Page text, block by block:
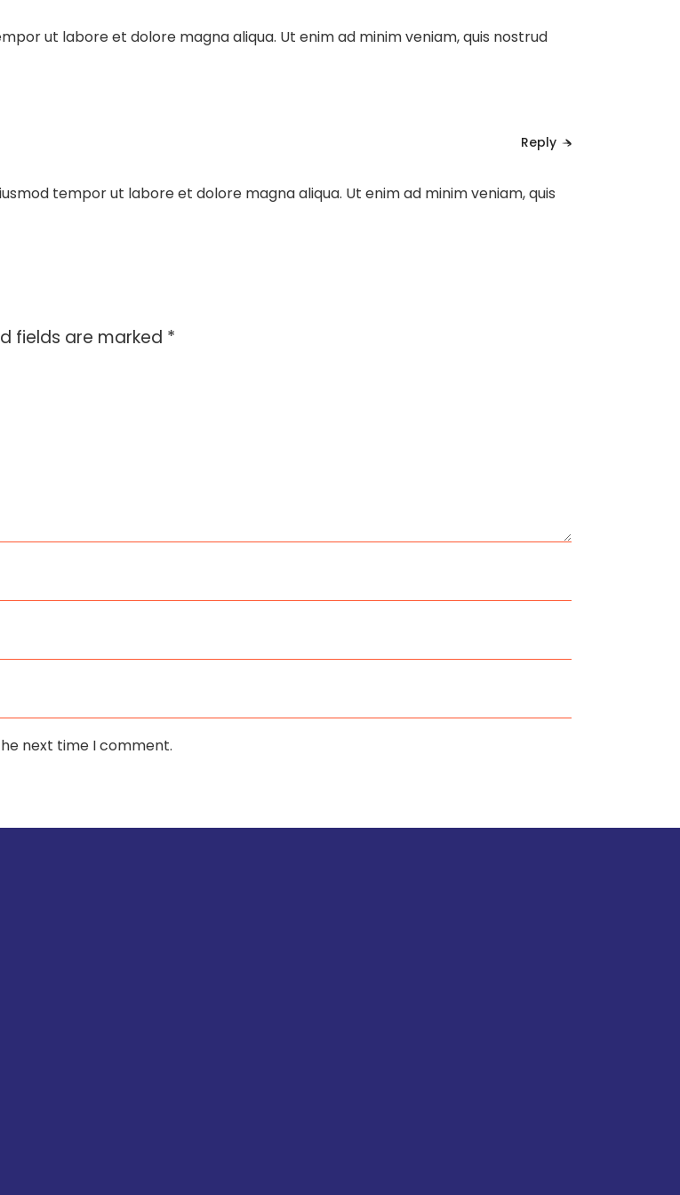
ut labore et dolore magna aliqua. Ut enim ad minim veniam, quis nostrud
Reply
tempor ut labore et dolore magna aliqua. Ut enim ad minim veniam, quis
fields are marked *
next time I comment.